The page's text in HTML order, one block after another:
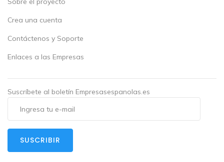
Crea una cuenta
Contáctenos y Soporte
Enlaces a las Empresas
Suscríbete al boletín Empresasespanolas.es
SUSCRIBIR